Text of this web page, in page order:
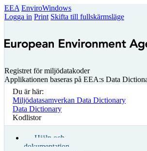
EEA EnviroWindows
Logga in Print Skifta till fullskärmsläge
Registret för miljödatakoder
Applikationen baseras på EEA:s Data
Du är här:
Miljödatasamverkan Data Dictionary
Data Dictionary
Kodlistor
Hjälp och
dokumentation